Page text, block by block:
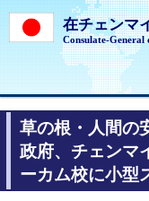
在チェンマ
Consulate-
草の根・人間の
政府、チェンマ
ーカム校に小型